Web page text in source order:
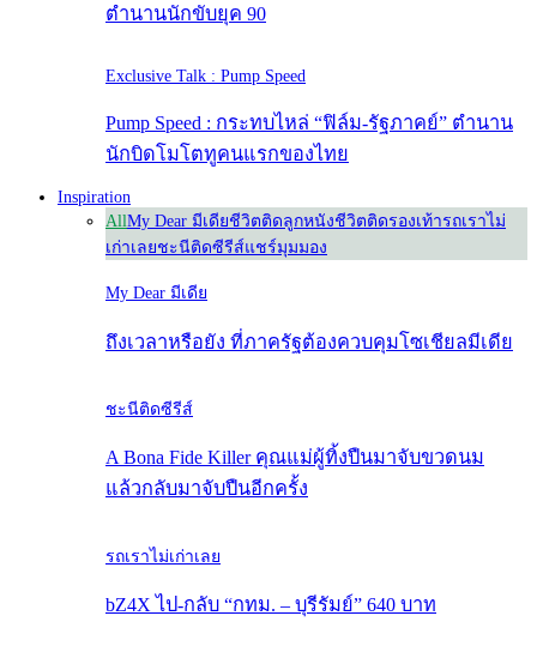
ตำนานนักขับยุค 90
Exclusive Talk : Pump Speed
Pump Speed : กระทบไหล่ “ฟิล์ม-รัฐภาคย์” ตำนาน
นักบิดโมโตทูคนแรกของไทย
Inspiration
AllMy Dear มีเดียชีวิตติดลูกหนังชีวิตติดรองเท้ารถเราไม่
เก่าเลยชะนีติดซีรีส์แชร์มุมมอง
My Dear มีเดีย
ถึงเวลาหรือยัง ที่ภาครัฐต้องควบคุมโซเชียลมีเดีย
ชะนีติดซีรีส์
A Bona Fide Killer คุณแม่ผู้ทิ้งปืนมาจับขวดนม
แล้วกลับมาจับปืนอีกครั้ง
รถเราไม่เก่าเลย
bZ4X ไป-กลับ “กทม. – บุรีรัมย์” 640 บาท